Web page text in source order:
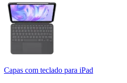
Capas com teclado para iPad